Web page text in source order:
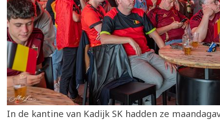
In de kantine van Kadijk SK hadden ze